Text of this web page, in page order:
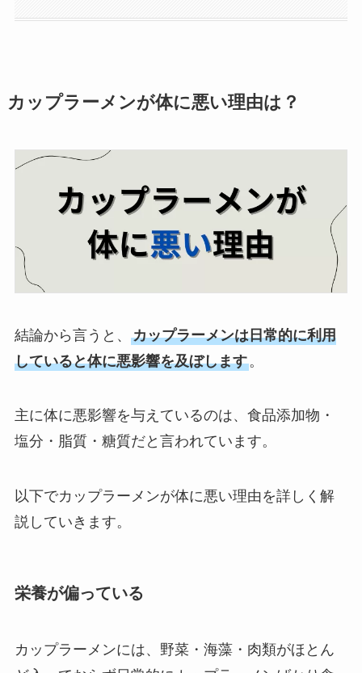
カップラーメンが体に悪い理由は？
結論から言うと、 カップラーメンは日常的に利用
していると体に悪影響を及ぼします。
主に体に悪影響を与えているのは、食品添加物・
塩分・脂質・糖質だと言われています。
以下でカップラーメンが体に悪い理由を詳しく解
説していきます。
栄養が偏っている
カップラーメンには、野菜・海藻・肉類がほとん